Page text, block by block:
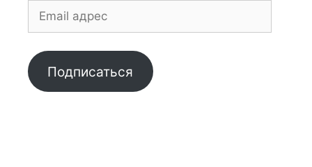
Email
Подписаться